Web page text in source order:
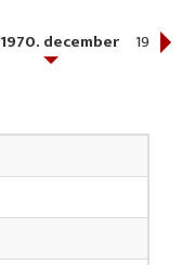
1970. december 1970.